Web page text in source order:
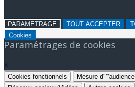
PARAMETRAGE TOUT ACCEPTER
Cookies
Paramétrages de cookies
×
Cookies fonctionnels
Mesure d"'"audience